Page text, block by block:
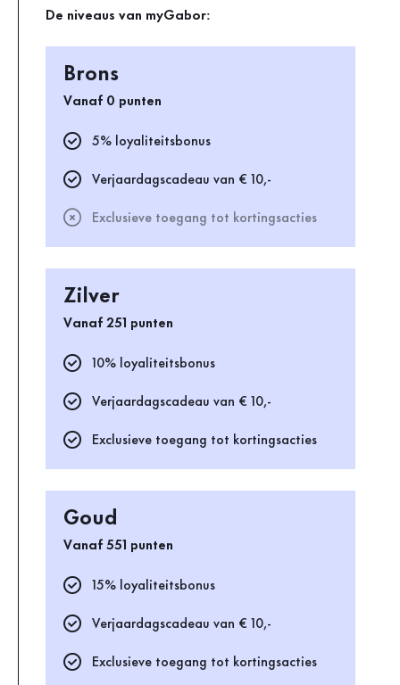
De niveaus van myGabor:
Brons
Vanaf 0 punten
5% loyaliteitsbonus
Verjaardagscadeau van € 10,-
Exclusieve toegang tot kortingsacties
Zilver
Vanaf 251 punten
10% loyaliteitsbonus
Verjaardagscadeau van € 10,-
Exclusieve toegang tot kortingsacties
Goud
Vanaf 551 punten
15% loyaliteitsbonus
Verjaardagscadeau van € 10,-
Exclusieve toegang tot kortingsacties